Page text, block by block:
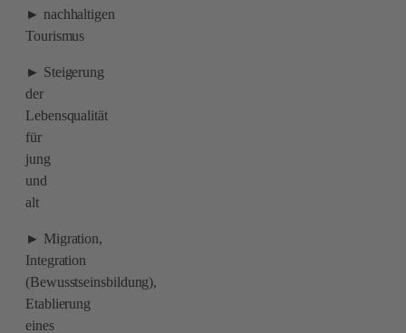
► nachhaltigen
Tourismus
► Steigerung
der
Lebensqualität
für
jung
und
alt
► Migration,
Integration
(Bewusstseinsbildung),
Etablierung
eines